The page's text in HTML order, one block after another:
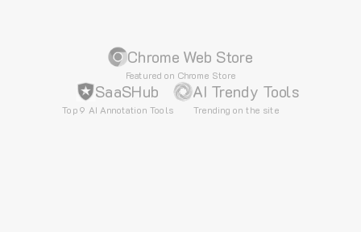
Chrome Web Store
Featured on Chrome Store
SaaSHub
Top 9 AI Annotation Tools
AI Trendy Tools
Trending on the site